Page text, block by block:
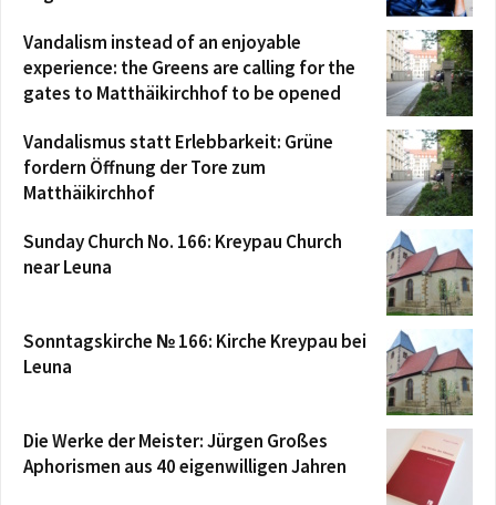
Vandalism instead of an enjoyable
experience: the Greens are calling for the
gates to Matthäikirchhof to be opened
Vandalismus statt Erlebbarkeit: Grüne
fordern Öffnung der Tore zum
Matthäikirchhof
Sunday Church No. 166: Kreypau Church
near Leuna
Sonntagskirche № 166: Kirche Kreypau bei
Leuna
Die Werke der Meister: Jürgen Großes
Aphorismen aus 40 eigenwilligen Jahren